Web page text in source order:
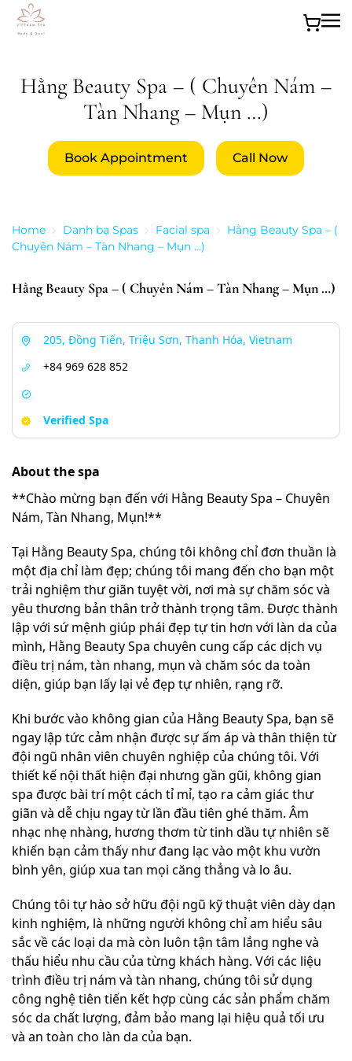
Hằng Beauty Spa – ( Chuyên Nám –
Tàn Nhang – Mụn …)
Book Appointment Call Now
Home Danh bạ Spas Facial spa
Hằng Beauty Spa – (
Chuyên Nám – Tàn Nhang – Mụn …)
Hằng Beauty Spa – ( Chuyên Nám – Tàn Nhang – Mụn …)
205, Đồng Tiến, Triệu Sơn, Thanh Hóa, Vietnam
+84 969 628 852
Verified Spa
About the spa
**Chào mừng bạn đến với Hằng Beauty Spa – Chuyên
Nám, Tàn Nhang, Mụn!**
Tại Hằng Beauty Spa, chúng tôi không chỉ đơn thuần là
một địa chỉ làm đẹp; chúng tôi mang đến cho bạn một
trải nghiệm thư giãn tuyệt vời, nơi mà sự chăm sóc và
yêu thương bản thân trở thành trọng tâm. Được thành
lập với sứ mệnh giúp phái đẹp tự tin hơn với làn da của
mình, Hằng Beauty Spa chuyên cung cấp các dịch vụ
điều trị nám, tàn nhang, mụn và chăm sóc da toàn
diện, giúp bạn lấy lại vẻ đẹp tự nhiên, rạng rỡ.
Khi bước vào không gian của Hằng Beauty Spa, bạn sẽ
ngay lập tức cảm nhận được sự ấm áp và thân thiện từ
đội ngũ nhân viên chuyên nghiệp của chúng tôi. Với
thiết kế nội thất hiện đại nhưng gần gũi, không gian
spa được bài trí một cách tỉ mỉ, tạo ra cảm giác thư
giãn và dễ chịu ngay từ lần đầu tiên ghé thăm. Âm
nhạc nhẹ nhàng, hương thơm từ tinh dầu tự nhiên sẽ
khiến bạn cảm thấy như đang lạc vào một khu vườn
bình yên, giúp xua tan mọi căng thẳng và lo âu.
Chúng tôi tự hào sở hữu đội ngũ kỹ thuật viên dày dạn
kinh nghiệm, là những người không chỉ am hiểu sâu
sắc về các loại da mà còn luôn tận tâm lắng nghe và
thấu hiểu nhu cầu của từng khách hàng. Với các liệu
trình điều trị nám và tàn nhang, chúng tôi sử dụng
công nghệ tiên tiến kết hợp cùng các sản phẩm chăm
sóc da chất lượng, đảm bảo mang lại hiệu quả tối ưu
và an toàn cho làn da của bạn.